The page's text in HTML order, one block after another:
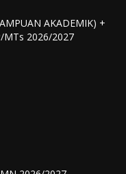
AKADEMIK) +
MTs 2026/2027